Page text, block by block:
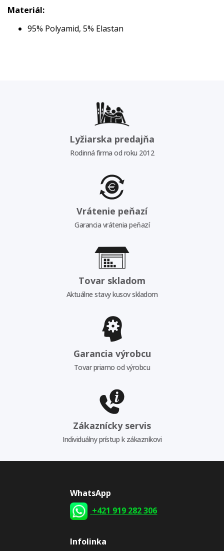
Materiál:
95% Polyamid, 5% Elastan
Lyžiarska predajňa
Rodinná firma od roku 2012
Vrátenie peňazí
Garancia vrátenia peňazí
Tovar skladom
Aktuálne stavy kusov skladom
Garancia výrobcu
Tovar priamo od výrobcu
Zákaznícky servis
Individuálny prístup k zákazníkovi
WhatsApp
+421 919 282 306
Infolinka